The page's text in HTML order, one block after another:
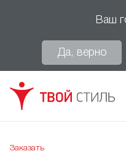
Ваш
Да, верно
Заказать